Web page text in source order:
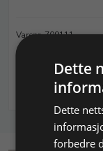
Varenr. 709111
96,00 NOKDette
Dette
forbedre